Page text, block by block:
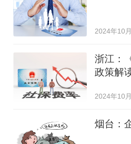
2024年10
浙江：
政策解
2024年10
烟台：